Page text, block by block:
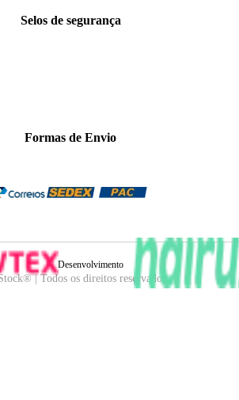
Selos de segurança
Formas de Envio
| Todos os direitos reservados.
Desenvolvimento